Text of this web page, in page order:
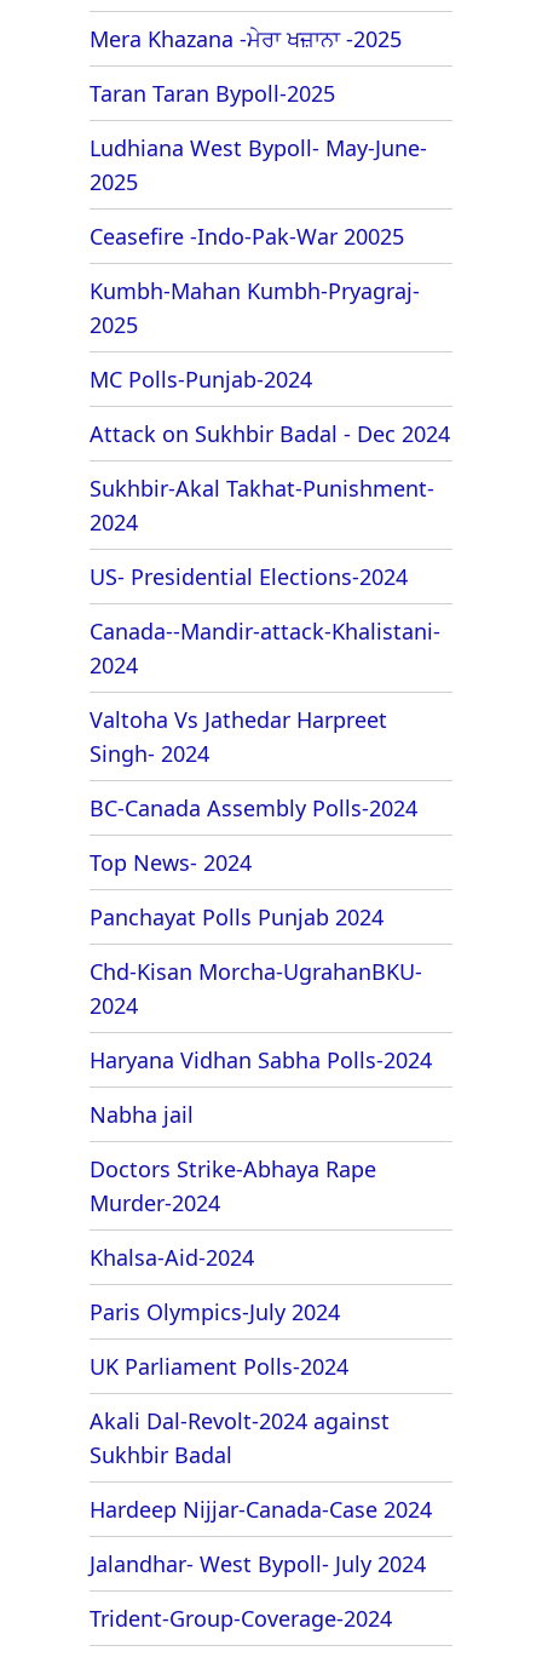
Mera Khazana -ਮੇਰਾ ਖਜ਼ਾਨਾ -2025
Taran Taran Bypoll-2025
Ludhiana West Bypoll- May-June-
2025
Ceasefire -Indo-Pak-War 20025
Kumbh-Mahan Kumbh-Pryagraj-
2025
MC Polls-Punjab-2024
Attack on Sukhbir Badal - Dec 2024
Sukhbir-Akal Takhat-Punishment-
2024
US- Presidential Elections-2024
Canada--Mandir-attack-Khalistani-
2024
Valtoha Vs Jathedar Harpreet
Singh- 2024
BC-Canada Assembly Polls-2024
Top News- 2024
Panchayat Polls Punjab 2024
Chd-Kisan Morcha-UgrahanBKU-
2024
Haryana Vidhan Sabha Polls-2024
Nabha jail
Doctors Strike-Abhaya Rape
Murder-2024
Khalsa-Aid-2024
Paris Olympics-July 2024
UK Parliament Polls-2024
Akali Dal-Revolt-2024 against
Sukhbir Badal
Hardeep Nijjar-Canada-Case 2024
Jalandhar- West Bypoll- July 2024
Trident-Group-Coverage-2024